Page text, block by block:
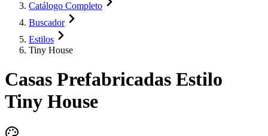
Catálogo Completo
Buscador
Estilos
Tiny House
Casas Prefabricadas Estilo
Tiny House